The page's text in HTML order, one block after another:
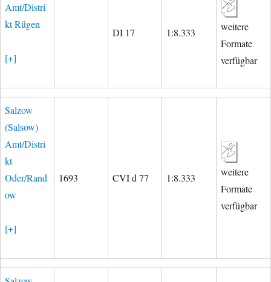
Amt/Distri
kt Rügen
[+]
DI 17 1:8.333
weitere
Formate
verfügbar
Salzow
(Salsow)
Amt/Distri
kt
Oder/Rand
ow
[+]
1693 CVI d 77 1:8.333
weitere
Formate
verfügbar